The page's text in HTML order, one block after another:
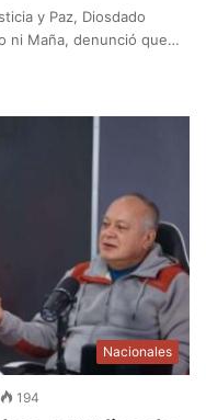
y Paz, Diosdado
ni Maña, denunció que…
Nacionales
194